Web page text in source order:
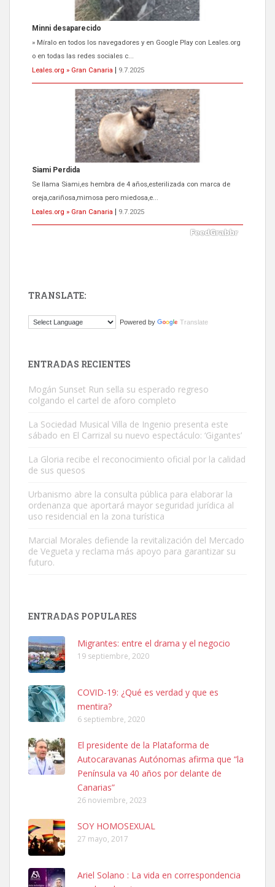
Siami Perdida
Se llama Siami,es hembra de 4 años,esterilizada con marca de
oreja,cariñosa,mimosa pero miedosa,e...
Leales.org » Gran Canaria
9.7.2025
ADOPCIÓN URGENTE GATA TEROR GRAN CANARIA
El ayuntamiento se va a llevar a Los Gatos callejeros de la zona los
próximos días, ella incluida...
Leales.org » Gran Canaria
9.7.2025
Este gato macho ha aparecido en la calle hace menos de un mes,
Busco adopción responsable para mi perra. Pastor alemán,
Leales.org » Gran Canaria | 6.7.2025
Leales.org » Gran Canaria
Ninfa perdida
El día 5 se los perdió una ninfa papillera, asustada tiene miedo a la
calle, se perdió por la zon...
Leales.org » Gran Canaria
6.7.2025
Adopcion
TRANSLATE:
Powered by Translate
ENTRADAS RECIENTES
Mogán Sunset Run sella su esperado regreso
colgando el cartel de aforo completo
La Sociedad Musical Villa de Ingenio presenta este
sábado en El Carrizal su nuevo espectáculo: ‘Gigantes’
La Gloria recibe el reconocimiento oficial por la calidad
de sus quesos
Urbanismo abre la consulta pública para elaborar la
ordenanza que aportará mayor seguridad jurídica al
uso residencial en la zona turística
Marcial Morales defiende la revitalización del Mercado
de Vegueta y reclama más apoyo para garantizar su
futuro.
ENTRADAS POPULARES
Migrantes: entre el drama y el negocio
19 septiembre, 2020
COVID-19: ¿Qué es verdad y que es
mentira?
6 septiembre, 2020
El presidente de la Plataforma de
Autocaravanas Autónomas afirma que “la
Península va 40 años por delante de
Canarias”
26 noviembre, 2023
SOY HOMOSEXUAL
27 mayo, 2017
Ariel Solano : La vida en correspondencia